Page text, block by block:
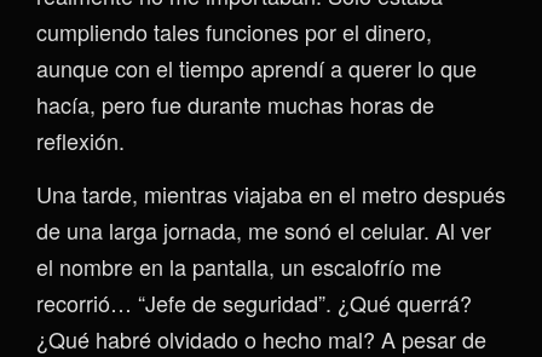
cumpliendo tales funciones por el dinero,
aunque con el tiempo aprendí a querer lo que
hacía, pero fue durante muchas horas de
reflexión.
Una tarde, mientras viajaba en el metro después
de una larga jornada, me sonó el celular. Al ver
el nombre en la pantalla, un escalofrío me
recorrió… “Jefe de seguridad”. ¿Qué querrá?
¿Qué habré olvidado o hecho mal? A pesar de